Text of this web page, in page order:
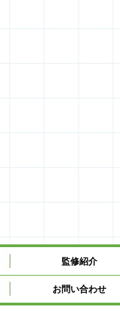
監修紹介
お問い合わせ